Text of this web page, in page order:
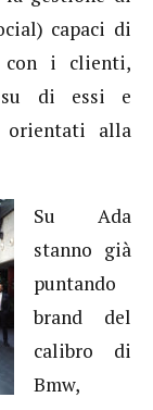
capaci di
con i clienti,
su di essi e
alla
Su Ada
stanno già
puntando
brand del
calibro di
Bmw,